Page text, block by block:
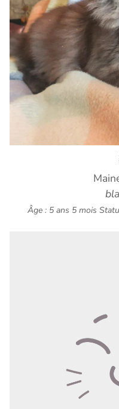
Âge : 5 ans 5 mois